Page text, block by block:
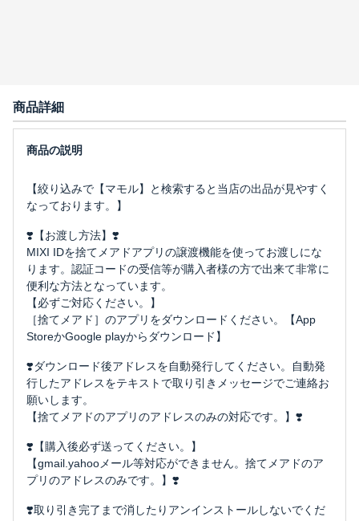
商品詳細
【絞り込みで【マモル】と検索すると当店の出品が見やすく
なっております。】
❣️【お渡し方法】❣️
MIXI IDを捨てメアドアプリの譲渡機能を使ってお渡しにな
ります。認証コードの受信等が購入者様の方で出来て非常に
便利な方法となっています。
【必ずご対応ください。】
［捨てメアド］のアプリをダウンロードください。【App
StoreかGoogle playからダウンロード】
❣️ダウンロード後アドレスを自動発行してください。自動発
行したアドレスをテキストで取り引きメッセージでご連絡お
願いします。
【捨てメアドのアプリのアドレスのみの対応です。】❣️
❣️【購入後必ず送ってください。】
【gmail.yahooメール等対応ができません。捨てメアドのア
プリのアドレスのみです。】❣️
❣️取り引き完了まで消したりアンインストールしないでくだ